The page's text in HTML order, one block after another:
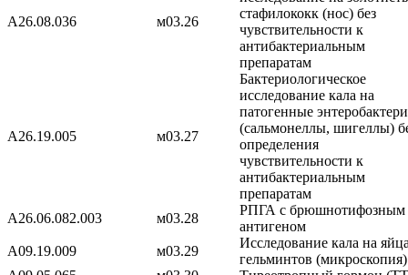
A26.08.036 м03.26
стафилококк (нос) без
чувствительности к
антибактериальным
препаратам
A26.19.005 м03.27
Бактериологическое
исследование кала на
патогенные
(сальмонеллы, шигеллы)
определения
чувствительности к
антибактериальным
препаратам
A26.06.082.003
м03.28
РПГА с брюшнотифозным
антигеном
A09.19.009
м03.29
Исследование кала на
гельминтов (микроскопия)